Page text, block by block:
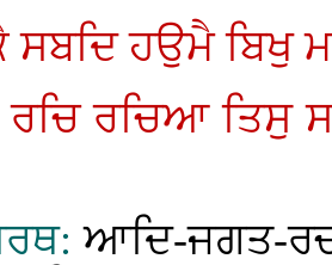
ਹਉਮੈ ਬਿਖੁ
ਰਚਿ ਰਚਿਆ ਤਿਸੁ
ਆਦਿ-ਜਗਤ-